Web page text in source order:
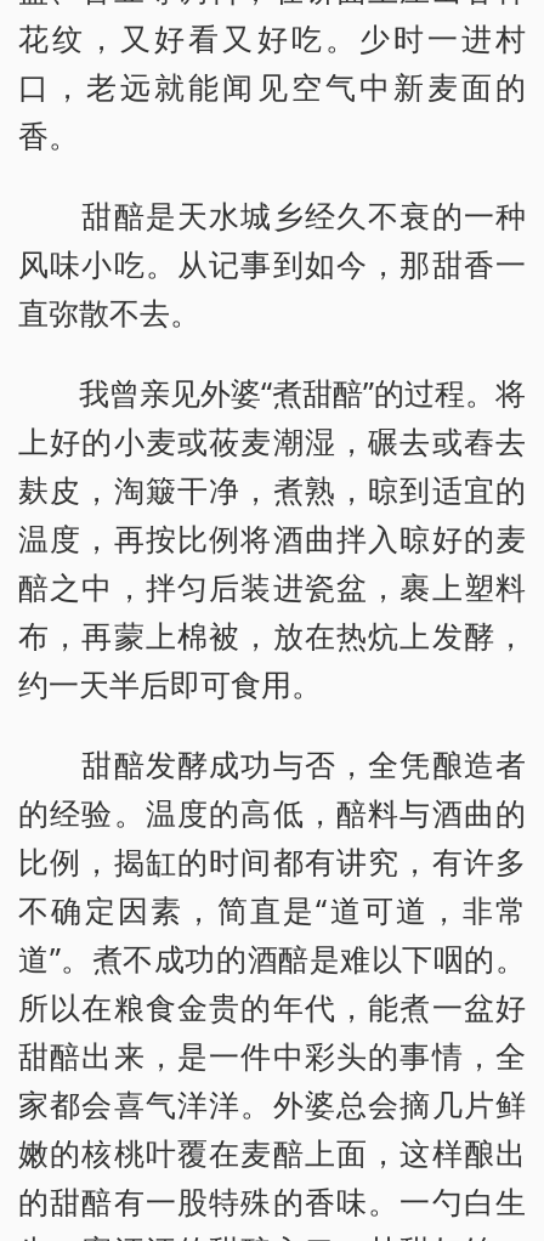
花纹，又好看又好吃。少时一进村
口，老远就能闻见空气中新麦面的
香。
甜醅是天水城乡经久不衰的一种
风味小吃。从记事到如今，那甜香一
直弥散不去。
我曾亲见外婆“煮甜醅”的过程。将
上好的小麦或莜麦潮湿，碾去或舂去
麸皮，淘簸干净，煮熟，晾到适宜的
温度，再按比例将酒曲拌入晾好的麦
醅之中，拌匀后装进瓷盆，裹上塑料
布，再蒙上棉被，放在热炕上发酵，
约一天半后即可食用。
甜醅发酵成功与否，全凭酿造者
的经验。温度的高低，醅料与酒曲的
比例，揭缸的时间都有讲究，有许多
不确定因素，简直是“道可道，非常
道”。煮不成功的酒醅是难以下咽的。
所以在粮食金贵的年代，能煮一盆好
甜醅出来，是一件中彩头的事情，全
家都会喜气洋洋。外婆总会摘几片鲜
嫩的核桃叶覆在麦醅上面，这样酿出
的甜醅有一股特殊的香味。一勺白生